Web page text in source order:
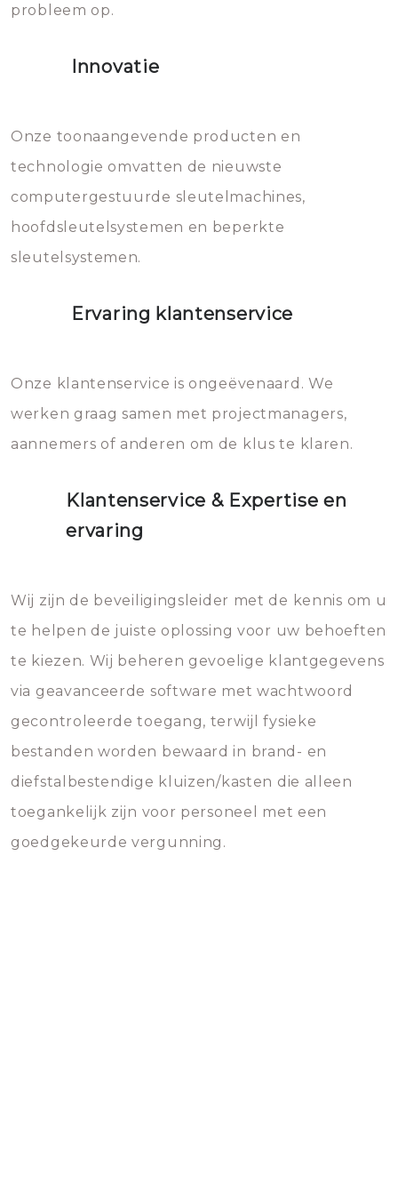
sloten veroorzaken, waardoor
geheel vervangen moet worden.
mee, die u gemakkelijk kunt
vermijden.
probleem op.
Innovatie
Onze toonaangevende producten en
technologie omvatten de nieuwste
computergestuurde sleutelmachines,
hoofdsleutelsystemen en beperkte
sleutelsystemen.
Ervaring klantenservice
Onze klantenservice is ongeëvenaard. We
werken graag samen met projectmanagers,
aannemers of anderen om de klus te klaren.
Klantenservice & Expertise en
ervaring
Wij zijn de beveiligingsleider met de kennis om u
te helpen de juiste oplossing voor uw behoeften
te kiezen. Wij beheren gevoelige klantgegevens
via geavanceerde software met wachtwoord
gecontroleerde toegang, terwijl fysieke
bestanden worden bewaard in brand- en
diefstalbestendige kluizen/kasten die alleen
toegankelijk zijn voor personeel met een
goedgekeurde vergunning.